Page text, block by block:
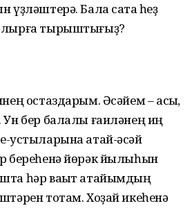
үҙләштерә. Бала саҡта һеҙ
тырыштығыҙ?
ос­таздарым. Әсәйем – асыҡ,
бер балалы ғаиләнең иң
атай-әсәй
береһенә йөрәк йылыһын
һәр ваҡыт атайымдың
тотам. Хоҙай икеһенә